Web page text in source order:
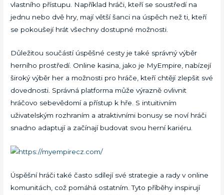
vlastního přístupu. Například hráči, kteří se soustředí na
jednu nebo dvě hry, mají větší šanci na úspěch než ti, kteří
se pokoušejí hrát všechny dostupné možnosti.
Důležitou součástí úspěšné cesty je také správný výběr
herního prostředí. Online kasina, jako je MyEmpire, nabízejí
široký výběr her a možnosti pro hráče, kteří chtějí zlepšit své
dovednosti. Správná platforma může výrazně ovlivnit
hráčovo sebevědomí a přístup k hře. S intuitivním
uživatelským rozhraním a atraktivními bonusy se noví hráči
snadno adaptují a začínají budovat svou herní kariéru.
Úspěšní hráči také často sdílejí své strategie a rady v online
komunitách, což pomáhá ostatním. Tyto příběhy inspirují